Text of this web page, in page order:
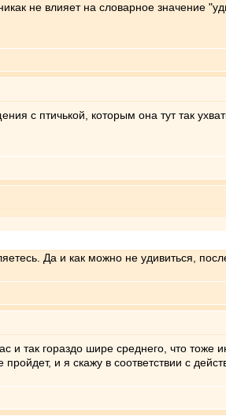
не влияет на словарное значение
с птичькой, которым она тут так
Да и как можно не удивиться,
так гораздо шире среднего, что тоже
и я скажу в соответствии с